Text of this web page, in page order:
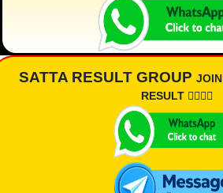
SATTA RESULT GROUP
RESULT 👇🏾👇🏾